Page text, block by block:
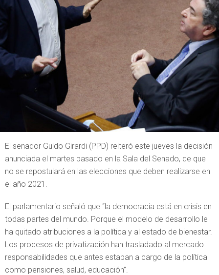
El senador Guido Girardi (PPD) reiteró este jueves la decisión
anunciada el martes pasado en la Sala del Senado, de que
no se repostulará en las elecciones que deben realizarse en
el año 2021.
El parlamentario señaló que “la democracia está en crisis en
todas partes del mundo. Porque el modelo de desarrollo le
ha quitado atribuciones a la política y al estado de bienestar.
Los procesos de privatización han trasladado al mercado
responsabilidades que antes estaban a cargo de la política
como pensiones, salud, educación”.